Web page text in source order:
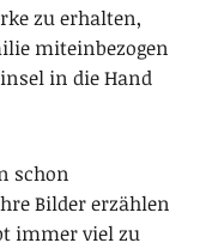
zu erhalten,
miteinbezogen
in die Hand
schon
Bilder erzählen
immer viel zu